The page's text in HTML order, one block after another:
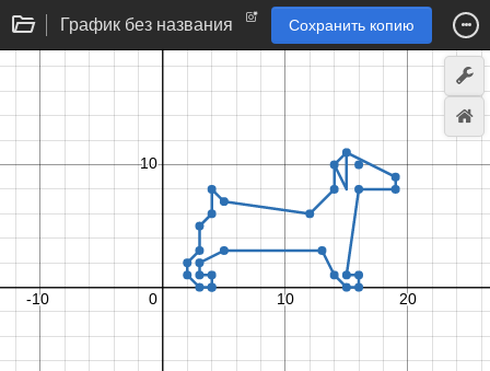
График без названия Сохранить копию